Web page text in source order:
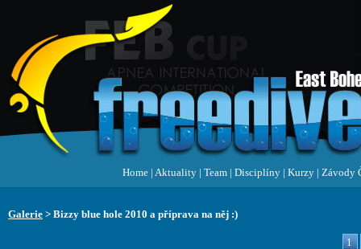
Home | Aktuality | Team | Disciplíny | Kurzy | Závody
Galerie > Bizzy blue hole 2010 a příprava na něj :)
1